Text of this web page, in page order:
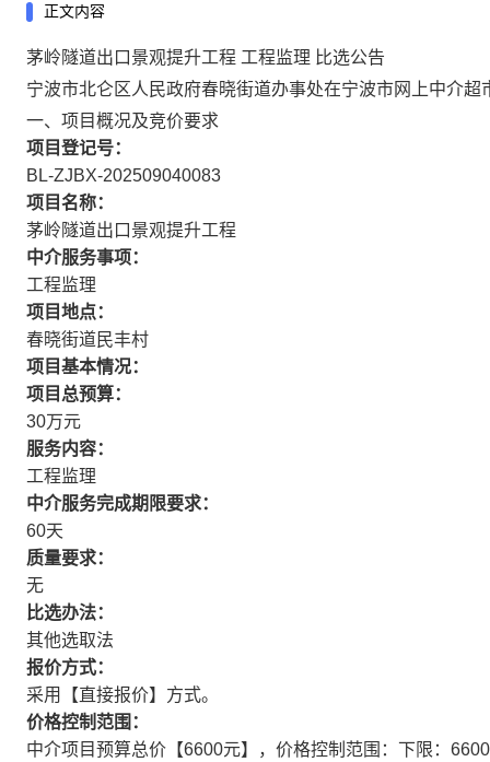
正文内容
茅岭隧道出口景观提升工程 工程监理 比选公告
宁波市北仑区人民政府春晓街道办事处在宁波市网上中介
一、项目概况及竞价要求
项目登记号：
BL-ZJBX-202509040083
项目名称：
茅岭隧道出口景观提升工程
中介服务事项：
工程监理
项目地点：
春晓街道民丰村
项目基本情况：
项目总预算：
30万元
服务内容：
工程监理
中介服务完成期限要求：
60天
质量要求：
无
比选办法：
其他选取法
报价方式：
采用【直接报价】方式。
价格控制范围：
中介项目预算总价【6600元】，价格控制范围：下限：